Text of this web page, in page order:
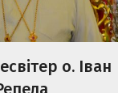
Репела